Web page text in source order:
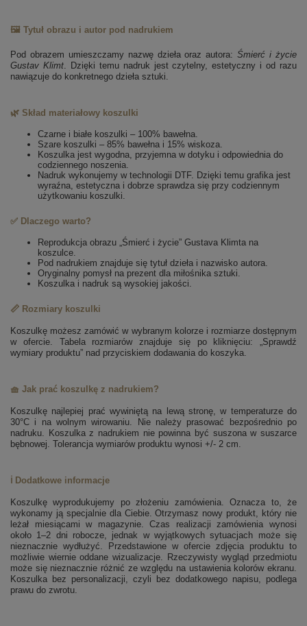
🖼️ Tytuł obrazu i autor pod nadrukiem
Pod obrazem umieszczamy nazwę dzieła oraz autora:Śmierć i życie
Gustav Klimt. Dzięki temu nadruk jest czytelny, estetyczny i od razu
nawiązuje do konkretnego dzieła sztuki.
🌿 Skład materiałowy koszulki
Czarne i białe koszulki – 100% bawełna.
Szare koszulki – 85% bawełna i 15% wiskoza.
Koszulka jest wygodna, przyjemna w dotyku i odpowiednia do
codziennego noszenia.
Nadruk wykonujemy w technologii DTF. Dzięki temu grafika jest
wyraźna, estetyczna i dobrze sprawdza się przy codziennym
użytkowaniu koszulki.
✅ Dlaczego warto?
Reprodukcja obrazu „Śmierć i życie” Gustava Klimta na
koszulce.
Pod nadrukiem znajduje się tytuł dzieła i nazwisko autora.
Oryginalny pomysł na prezent dla miłośnika sztuki.
Koszulka i nadruk są wysokiej jakości.
📏 Rozmiary koszulki
Koszulkę możesz zamówić w wybranym kolorze i rozmiarze dostępnym
w ofercie. Tabela rozmiarów znajduje się po kliknięciu: „Sprawdź
wymiary produktu” nad przyciskiem dodawania do koszyka.
🧺 Jak prać koszulkę z nadrukiem?
Koszulkę najlepiej prać wywiniętą na lewą stronę, w temperaturze do
30°C i na wolnym wirowaniu. Nie należy prasować bezpośrednio po
nadruku. Koszulka z nadrukiem nie powinna być suszona w suszarce
bębnowej. Tolerancja wymiarów produktu wynosi +/- 2 cm.
ℹ️ Dodatkowe informacje
Koszulkę wyprodukujemy po złożeniu zamówienia. Oznacza to, że
wykonamy ją specjalnie dla Ciebie. Otrzymasz nowy produkt, który nie
leżał miesiącami w magazynie. Czas realizacji zamówienia wynosi
około 1–2 dni robocze, jednak w wyjątkowych sytuacjach może się
nieznacznie wydłużyć. Przedstawione w ofercie zdjęcia produktu to
możliwie wiernie oddane wizualizacje. Rzeczywisty wygląd przedmiotu
może się nieznacznie różnić ze względu na ustawienia kolorów ekranu.
Koszulka bez personalizacji, czyli bez dodatkowego napisu, podlega
prawu do zwrotu.